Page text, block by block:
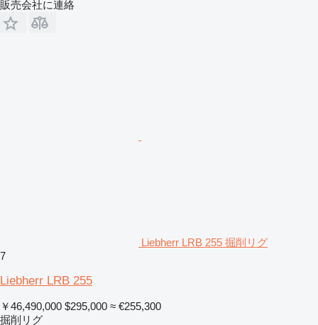
販売会社に連絡
Liebherr LRB 255 掘削リグ
7
Liebherr LRB 255
￥46,490,000 $295,000 ≈ €255,300
掘削リグ